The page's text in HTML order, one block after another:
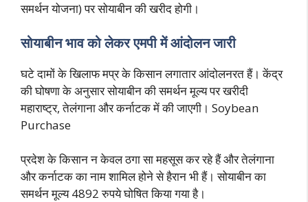
समर्थन योजना) पर सोयाबीन की खरीद होगी।
सोयाबीन भाव को लेकर एमपी में आंदोलन जारी
घटे दामों के खिलाफ मप्र के किसान लगातार आंदोलनरत हैं। केंद्र
की घोषणा के अनुसार सोयाबीन की समर्थन मूल्य पर खरीदी
महाराष्ट्र, तेलंगाना और कर्नाटक में की जाएगी। Soybean
Purchase
प्रदेश के किसान न केवल ठगा सा महसूस कर रहे हैं और तेलंगाना
और कर्नाटक का नाम शामिल होने से हैरान भी हैं। सोयाबीन का
समर्थन मूल्य 4892 रुपये घोषित किया गया है।